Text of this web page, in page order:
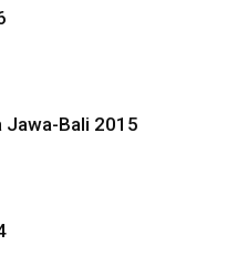
Jawa-Bali 2015